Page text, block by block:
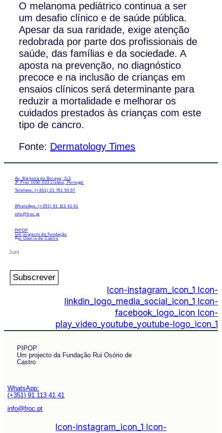
O melanoma pediátrico continua a ser
um desafio clínico e de saúde pública.
Apesar da sua raridade, exige atenção
redobrada por parte dos profissionais de
saúde, das famílias e da sociedade. A
aposta na prevenção, no diagnóstico
precoce e na inclusão de crianças em
ensaios clínicos será determinante para
reduzir a mortalidade e melhorar os
cuidados prestados às crianças com este
tipo de cancro.
Fonte: Dermatology Times
Av. Barbosa du Bocage, 113,
3º Piso 1050-031 Lisboa, Portugal
Telefone: (+351) 21 791 50 07
WhatsApp: (+351) 91 113 41 41
info@froc.pt
PIPOP
Um projecto da Fundação
Rui Osório de Castro
Subscrever
Icon-instagram_icon_1
Icon-
linkdin_logo_media_social_icon_1
Icon-
facebook_logo_icon Icon-
play_video_youtube_youtube-logo_icon_1
PIPOP
Um projecto da Fundação Rui Osório de
Castro
WhatsApp:
(+351) 91 113 41 41
info@froc.pt
Icon-instagram_icon_1 Icon-